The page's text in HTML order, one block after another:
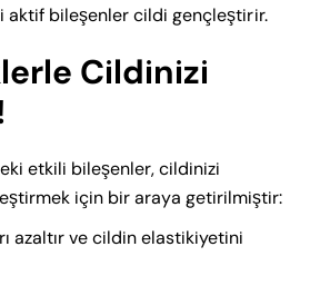
aktif bileşenler cildi gençleştirir.
Cildinizi
etkili bileşenler, cildinizi
için bir araya getirilmiştir:
azaltır ve cildin elastikiyetini